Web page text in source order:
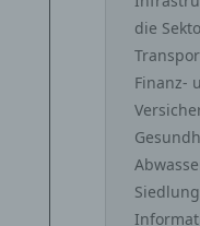
die
Finanz-